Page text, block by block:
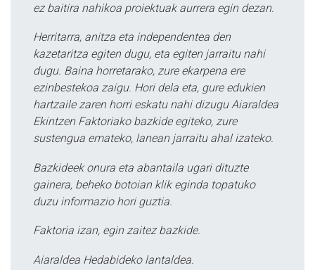
ez baitira nahikoa proiektuak aurrera egin dezan.
Herritarra, anitza eta independentea den
kazetaritza egiten dugu, eta egiten jarraitu nahi
dugu. Baina horretarako, zure ekarpena ere
ezinbestekoa zaigu. Hori dela eta, gure edukien
hartzaile zaren horri eskatu nahi dizugu Aiaraldea
Ekintzen Faktoriako bazkide egiteko, zure
sustengua emateko, lanean jarraitu ahal izateko.
Bazkideek onura eta abantaila ugari dituzte
gainera, beheko botoian klik eginda topatuko
duzu informazio hori guztia.
Faktoria izan, egin zaitez bazkide.
Aiaraldea Hedabideko lantaldea.